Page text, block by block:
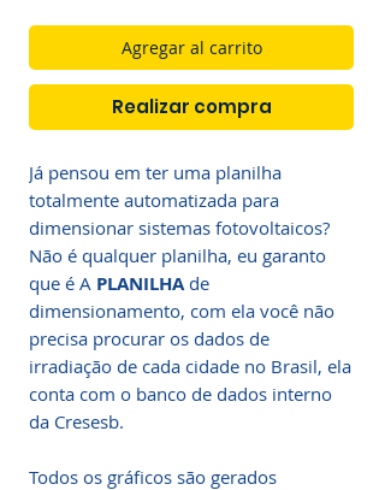
Agregar al carrito
Realizar compra
Já pensou em ter uma planilha
totalmente automatizada para
dimensionar sistemas fotovoltaicos?
Não é qualquer planilha, eu garanto
que é A PLANILHAde
dimensionamento, com ela você não
precisa procurar os dados de
irradiação de cada cidade no Brasil, ela
conta com o banco de dados interno
da Cresesb.
Todos os gráficos são gerados